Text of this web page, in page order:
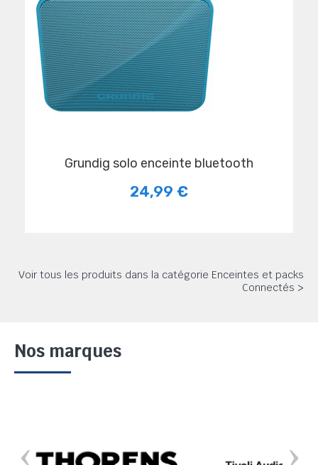
grundig solo enceinte bluetooth
24,99 €
Voir tous les produits dans la catégorie Enceintes et packs
Connectés >
Nos marques